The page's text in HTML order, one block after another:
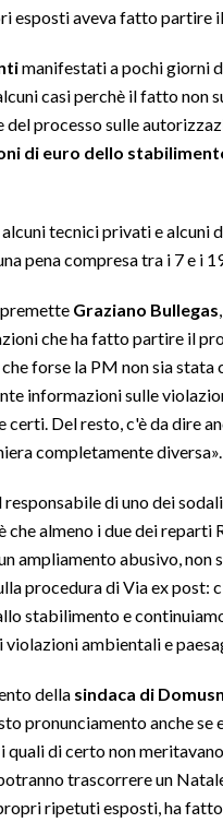
esposti aveva fatto partire
manifestati a pochi giorni
casi perchè il fatto non
processo sulle
di euro dello
tecnici privati e alcuni
pena compresa tra i 7 e i
Graziano Bullegas
che ha fatto partire il
forse la PM non sia
informazioni sulle
certi. Del resto, c'è da dire
completamente diversa».
di uno dei
che almeno i due dei
ampliamento abusivo, non
procedura di Via ex post:
stabilimento e
violazioni ambientali e
della sindaca di
pronunciamento anche se
di certo non
trascorrere un
ripetuti esposti, ha